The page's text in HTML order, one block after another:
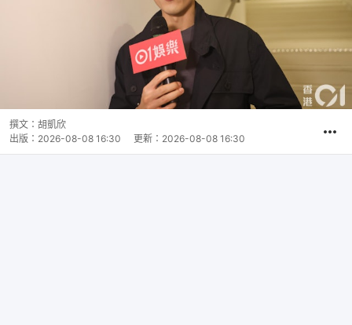
撰文： 胡凱欣
出版： 2026-08-08 16:30 更新： 2026-08-08 16:30